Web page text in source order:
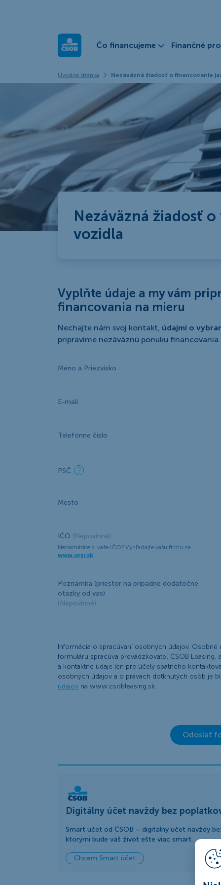
ČSOB Leasing
Čo financujeme Finančné
Úvodná stránka Nezáväzná žiadosť o financovanie
Nezáväzná žiadosť
vozidla
Vyplňte údaje a my vám
financovania na mieru
Nechajte nám svoj kontakt, údajmi o
pripravíme nezáväznú ponuku financovania.
Meno a Priezvisko
E-mail
Telefónne číslo
PSČ
Mesto
IČO (Nepovinné)
Nepamätáte si vaše IČO? Vyhľadajte vašu firmu na
www.orsr.sk
Poznámka (priestor na prípadne dodatočné
otázky od vás)
(Nepovinné)
Informácia o spracúvaní osobných údajov.
formuláru spracúva prevádzkovateľ ČSOB
a kontaktné údaje len pre účely spätného
osobných údajov a o právach dotknutých osôb je
údajov na www.csobleasing.sk.
Odoslať
Digitálny účet navždy bez
Smart účet od ČSOB – digitálny účet navždy
ktorými bude váš život ešte viac smart.
Chcem Smart účet